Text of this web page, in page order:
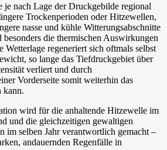
je nach Lage der Druckgebilde regional
Trockenperioden oder Hitzewellen,
nasse und kühle Witterungsabschnitte
besonders die thermischen Auswirkungen
Wetterlage regeneriert sich oftmals selbst
so lange das Tiefdruckgebiet über
verliert und durch
Vorderseite somit weiterhin das
kann.
wird für die anhaltende Hitzewelle im
und die gleichzeitigen gewaltigen
im selben Jahr verantwortlich gemacht –
andauernden Regenfälle in